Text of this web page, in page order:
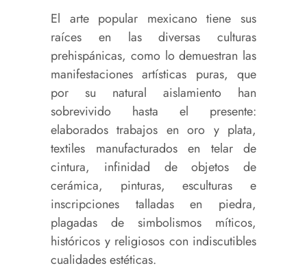
El arte popular mexicano tiene sus
raíces en las diversas culturas
prehispánicas, como lo demuestran las
manifestaciones artísticas puras, que
por su natural aislamiento han
sobrevivido hasta el presente:
elaborados trabajos en oro y plata,
textiles manufacturados en telar de
cintura, infinidad de objetos de
cerámica, pinturas, esculturas e
inscripciones talladas en piedra,
plagadas de simbolismos míticos,
históricos y religiosos con indiscutibles
cualidades estéticas.